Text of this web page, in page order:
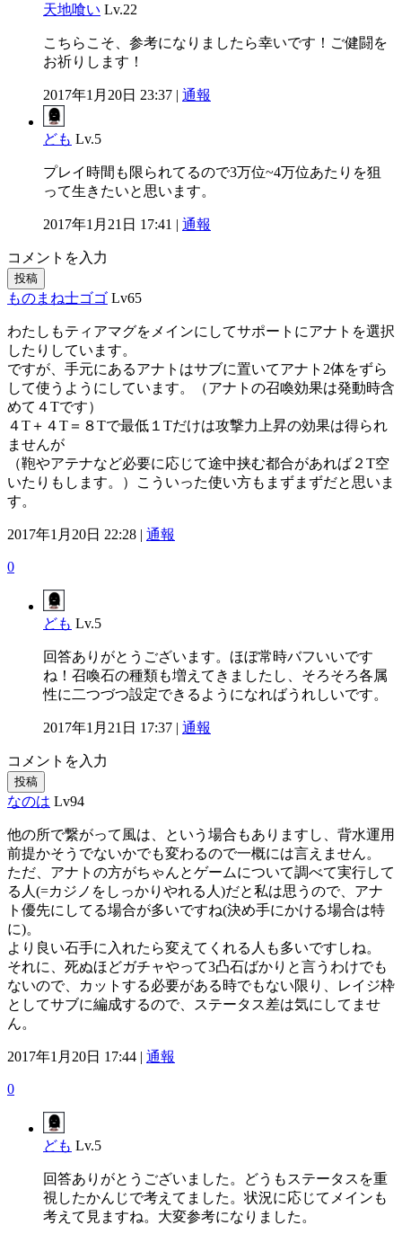
天地喰い Lv.22
こちらこそ、参考になりましたら幸いです！ご健闘を
お祈りします！
2017年1月20日 23:37 | 通報
ども Lv.5
プレイ時間も限られてるので3万位~4万位あたりを狙
って生きたいと思います。
2017年1月21日 17:41 | 通報
コメントを入力
投稿
ものまね士ゴゴ Lv65
わたしもティアマグをメインにしてサポートにアナトを選択
したりしています。
ですが、手元にあるアナトはサブに置いてアナト2体をずら
して使うようにしています。（アナトの召喚効果は発動時含
めて４Tです）
４T＋４T＝８Tで最低１Tだけは攻撃力上昇の効果は得られ
ませんが
（鞄やアテナなど必要に応じて途中挟む都合があれば２T空
いたりもします。）こういった使い方もまずまずだと思いま
す。
2017年1月20日 22:28 | 通報
0
ども Lv.5
回答ありがとうございます。ほぼ常時バフいいです
ね！召喚石の種類も増えてきましたし、そろそろ各属
性に二つづつ設定できるようになればうれしいです。
2017年1月21日 17:37 | 通報
コメントを入力
投稿
なのは Lv94
他の所で繋がって風は、という場合もありますし、背水運用
前提かそうでないかでも変わるので一概には言えません。
ただ、アナトの方がちゃんとゲームについて調べて実行して
る人(=カジノをしっかりやれる人)だと私は思うので、アナ
ト優先にしてる場合が多いですね(決め手にかける場合は特
に)。
より良い石手に入れたら変えてくれる人も多いですしね。
それに、死ぬほどガチャやって3凸石ばかりと言うわけでも
ないので、カットする必要がある時でもない限り、レイジ枠
としてサブに編成するので、ステータス差は気にしてませ
ん。
2017年1月20日 17:44 | 通報
0
ども Lv.5
回答ありがとうございました。どうもステータスを重
視したかんじで考えてました。状況に応じてメインも
考えて見ますね。大変参考になりました。